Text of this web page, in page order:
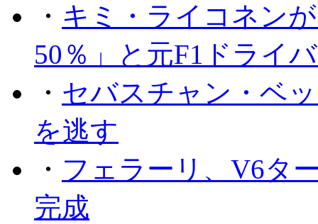
・ キミ・ライコネン
50％」と元F1ドライ
・ セバスチャン・ベ
を逃す
・ フェラーリ、V6タ
完成